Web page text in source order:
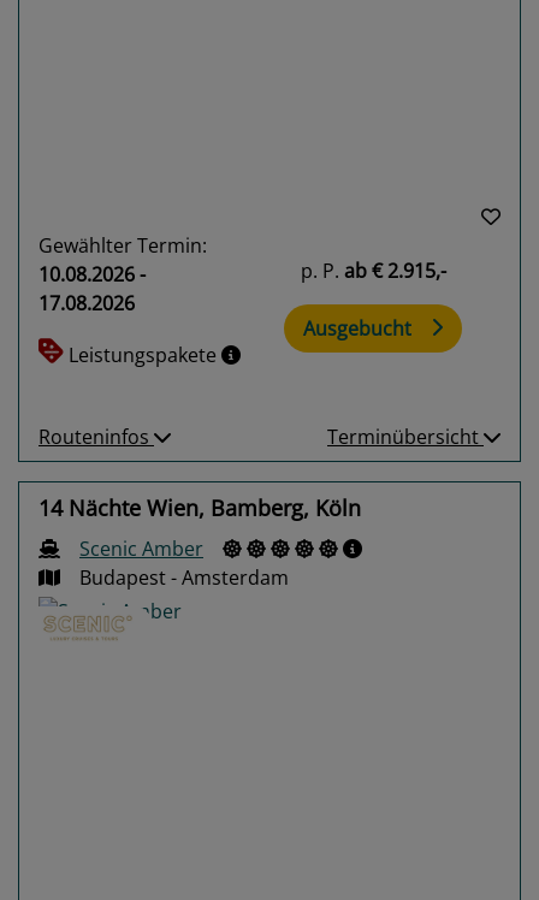
Gewählter Termin:
10.08.2026 -
17.08.2026
Leistungspakete
p. P. ab€ 2.915,-
Ausgebucht
Routeninfos Terminübersicht
14 Nächte Wien, Bamberg, Köln
Scenic Amber
Budapest - Amsterdam